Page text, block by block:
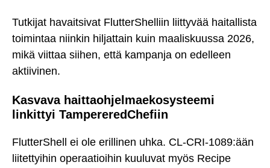
Tutkijat havaitsivat FlutterShelliin liittyvää haitallista
toimintaa niinkin hiljattain kuin maaliskuussa 2026,
mikä viittaa siihen, että kampanja on edelleen
aktiivinen.
Kasvava haittaohjelmaekosysteemi
linkittyi TampereredChefiin
FlutterShell ei ole erillinen uhka. CL-CRI-1089:ään
liitettyihin operaatioihin kuuluvat myös Recipe